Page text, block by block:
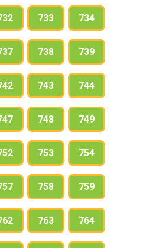
733 734
738 739
743 744
748 749
753 754
758 759
763 764